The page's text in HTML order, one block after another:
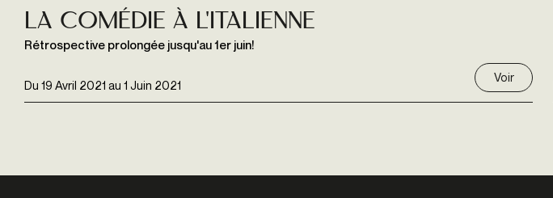
Du 19 Avril 2021 au 1 Juin 2021
La Comédie à l'italienne
Rétrospective prolongée jusqu'au 1er juin!
Voir